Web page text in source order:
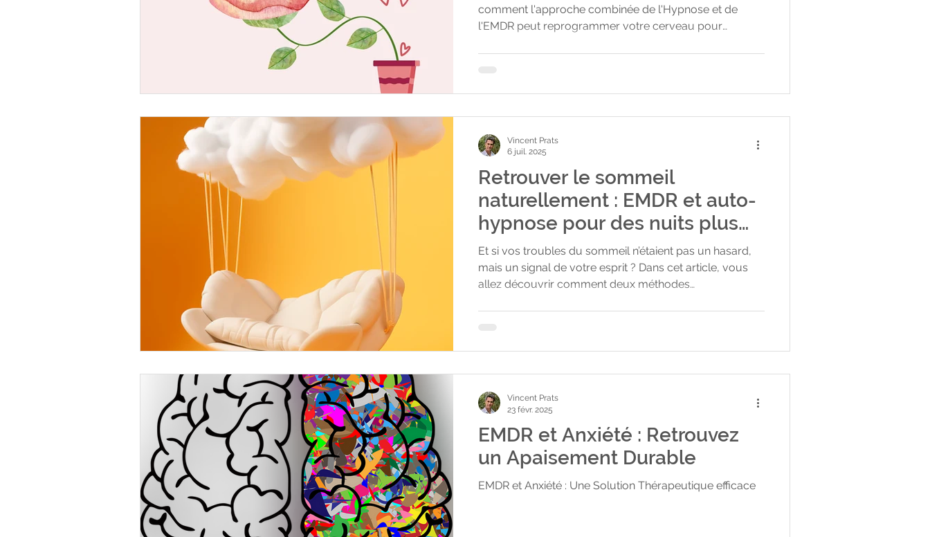
comment l'approche combinée de l'Hypnose et de
l'EMDR peut reprogrammer votre cerveau pour
Retrouver le sommeil
naturellement : EMDR et auto-
hypnose pour des nuits plus
sereines
Et si vos troubles du sommeil n’étaient pas un hasard,
mais un signal de votre esprit ? Dans cet article, vous
allez découvrir comment deux méthodes
médicaments. Le but ? Retrouver un sommeil profond
sommeil devient-il si difficile ? L
Vincent Prats
6 juil. 2025
EMDR et Anxiété : Retrouvez
un Apaisement Durable
EMDR et Anxiété : Une Solution Thérapeutique efficace
Vincent Prats
23 févr. 2025